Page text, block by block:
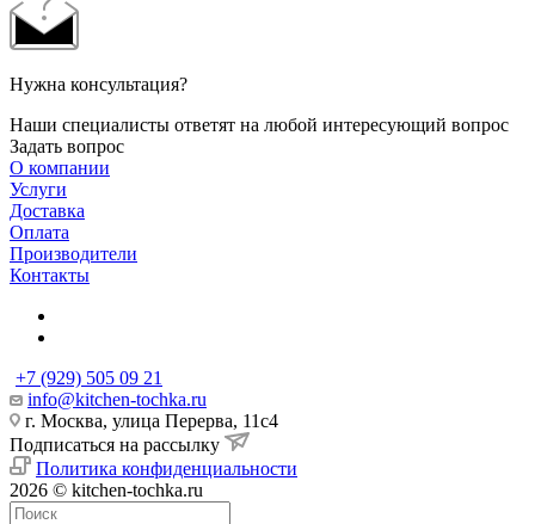
Нужна консультация?
Наши специалисты ответят на любой интересующий вопрос
Задать вопрос
О компании
Услуги
Доставка
Оплата
Производители
Контакты
+7 (929) 505 09 21
info@kitchen-tochka.ru
г. Москва, улица Перерва, 11с4
Подписаться на рассылку
Политика конфиденциальности
2026 © kitchen-tochka.ru